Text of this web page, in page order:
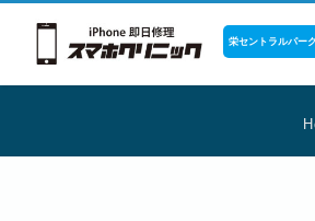
栄セントラルパー